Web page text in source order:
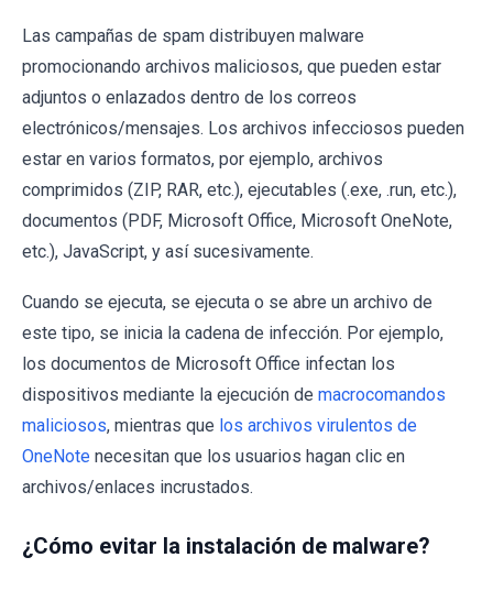
Las campañas de spam distribuyen malware
promocionando archivos maliciosos, que pueden estar
adjuntos o enlazados dentro de los correos
electrónicos/mensajes. Los archivos infecciosos pueden
estar en varios formatos, por ejemplo, archivos
comprimidos (ZIP, RAR, etc.), ejecutables (.exe, .run, etc.),
documentos (PDF, Microsoft Office, Microsoft OneNote,
etc.), JavaScript, y así sucesivamente.
Cuando se ejecuta, se ejecuta o se abre un archivo de
este tipo, se inicia la cadena de infección. Por ejemplo,
los documentos de Microsoft Office infectan los
dispositivos mediante la ejecución de macrocomandos
maliciosos, mientras que los archivos virulentos de
OneNote necesitan que los usuarios hagan clic en
archivos/enlaces incrustados.
¿Cómo evitar la instalación de malware?